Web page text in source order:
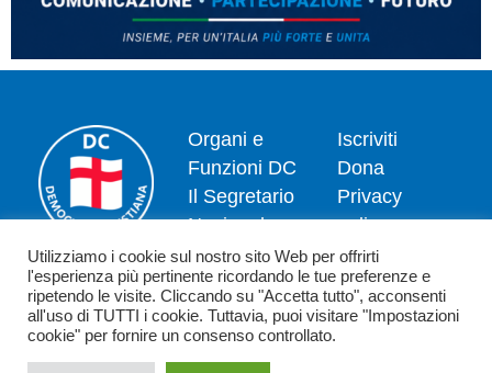
Organi e
Funzioni DC
Il Segretario
Nazionale
Dipartimenti
News
Contatti
Iscriviti
Dona
Privacy
policy
Politica dei
cookie
Utilizziamo i cookie sul nostro sito Web per offrirti
l'esperienza più pertinente ricordando le tue preferenze e
ripetendo le visite. Cliccando su "Accetta tutto", acconsenti
all'uso di TUTTI i cookie. Tuttavia, puoi visitare "Impostazioni
cookie" per fornire un consenso controllato.